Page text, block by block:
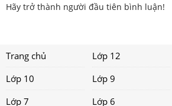
Hãy trở thành người đầu tiên bình luận!
Trang chủ Lớp 12
Lớp 10
Lớp 9
Lớp 7
Lớp 6